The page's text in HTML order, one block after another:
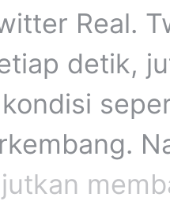
Real.
detik,